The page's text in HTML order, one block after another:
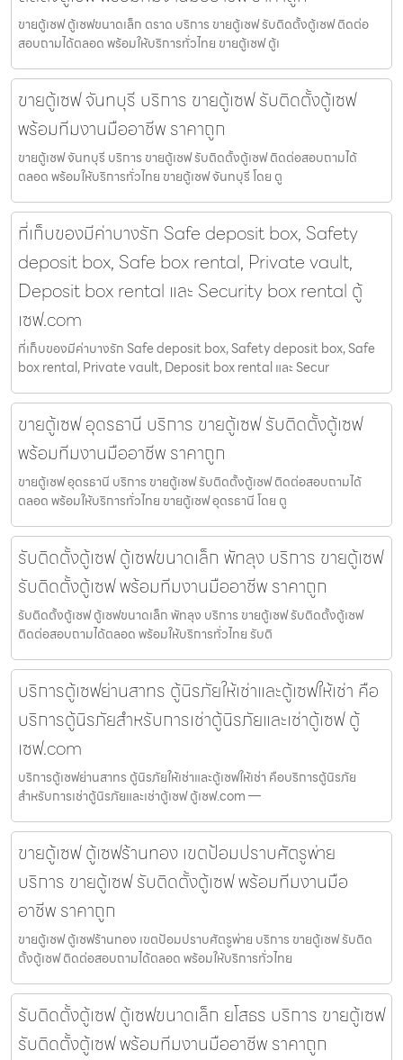
ขายตู้เซฟ ตู้เซฟขนาดเล็ก ตราด บริการ ขายตู้เซฟ รับติดตั้งตู้เซฟ ติดต่อ
สอบถามได้ตลอด พร้อมให้บริการทั่วไทย ขายตู้เซฟ ตู้เ
ขายตู้เซฟ จันทบุรี บริการ ขายตู้เซฟ รับติดตั้งตู้เซฟ
พร้อมทีมงานมืออาชีพ ราคาถูก
ขายตู้เซฟ จันทบุรี บริการ ขายตู้เซฟ รับติดตั้งตู้เซฟ ติดต่อสอบถามได้
ตลอด พร้อมให้บริการทั่วไทย ขายตู้เซฟ จันทบุรี โดย ตู
ที่เก็บของมีค่าบางรัก Safe deposit box, Safety
deposit box, Safe box rental, Private vault,
Deposit box rental และ Security box rental ตู้
เซฟ.com
ที่เก็บของมีค่าบางรัก Safe deposit box, Safety deposit box, Safe
box rental, Private vault, Deposit box rental และ Secur
ขายตู้เซฟ อุดรธานี บริการ ขายตู้เซฟ รับติดตั้งตู้เซฟ
พร้อมทีมงานมืออาชีพ ราคาถูก
ขายตู้เซฟ อุดรธานี บริการ ขายตู้เซฟ รับติดตั้งตู้เซฟ ติดต่อสอบถามได้
ตลอด พร้อมให้บริการทั่วไทย ขายตู้เซฟ อุดรธานี โดย ตู
รับติดตั้งตู้เซฟ ตู้เซฟขนาดเล็ก พัทลุง บริการ ขายตู้เซฟ
รับติดตั้งตู้เซฟ พร้อมทีมงานมืออาชีพ ราคาถูก
รับติดตั้งตู้เซฟ ตู้เซฟขนาดเล็ก พัทลุง บริการ ขายตู้เซฟ รับติดตั้งตู้เซฟ
ติดต่อสอบถามได้ตลอด พร้อมให้บริการทั่วไทย รับติ
บริการตู้เซฟย่านสาทร ตู้นิรภัยให้เช่าและตู้เซฟให้เช่า คือ
บริการตู้นิรภัยสำหรับการเช่าตู้นิรภัยและเช่าตู้เซฟ ตู้
เซฟ.com
บริการตู้เซฟย่านสาทร ตู้นิรภัยให้เช่าและตู้เซฟให้เช่า คือบริการตู้นิรภัย
สำหรับการเช่าตู้นิรภัยและเช่าตู้เซฟ ตู้เซฟ.com —
ขายตู้เซฟ ตู้เซฟร้านทอง เขตป้อมปราบศัตรูพ่าย
บริการ ขายตู้เซฟ รับติดตั้งตู้เซฟ พร้อมทีมงานมือ
อาชีพ ราคาถูก
ขายตู้เซฟ ตู้เซฟร้านทอง เขตป้อมปราบศัตรูพ่าย บริการ ขายตู้เซฟ รับติด
ตั้งตู้เซฟ ติดต่อสอบถามได้ตลอด พร้อมให้บริการทั่วไทย
รับติดตั้งตู้เซฟ ตู้เซฟขนาดเล็ก ยโสธร บริการ ขายตู้เซฟ
รับติดตั้งตู้เซฟ พร้อมทีมงานมืออาชีพ ราคาถูก